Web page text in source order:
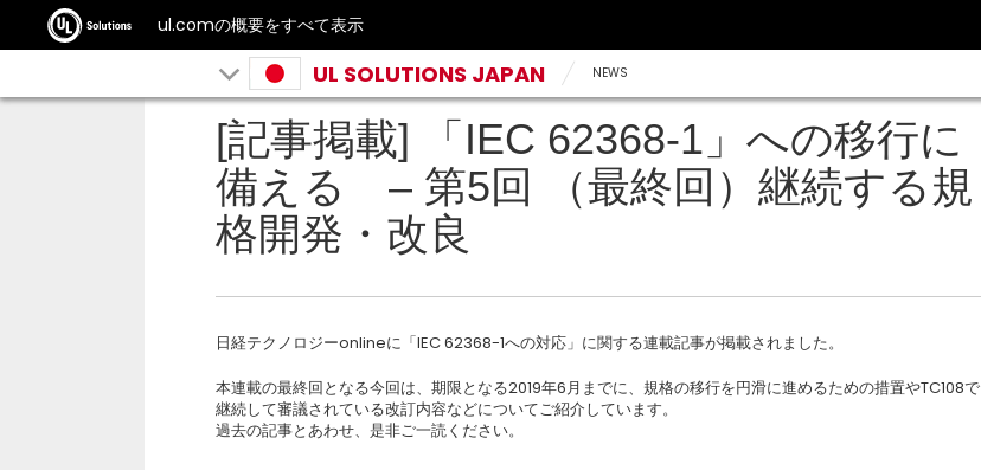
ul.comの概要をすべて表示
UL SOLUTIONS JAPAN NEWS
[記事掲載] 「IEC 62368-1」への移行に
備える – 第5回 （最終回）継続する規
格開発・改良
日経テクノロジーonlineに「IEC 62368-1への対応」に関する連載記事が掲載されました。
本連載の最終回となる今回は、期限となる2019年6月までに、規格の移行を円滑に進めるための措置やTC108で
継続して審議されている改訂内容などについてご紹介しています。
過去の記事とあわせ、是非ご一読ください。